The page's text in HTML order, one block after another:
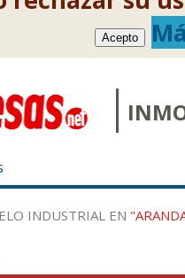
Acepto
INDUSTRIAL EN